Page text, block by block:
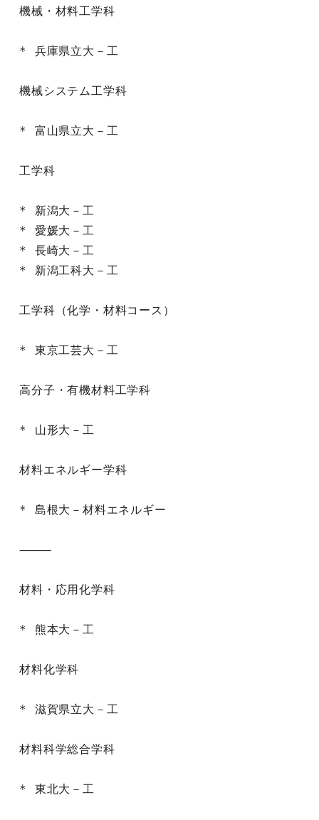
機械・材料工学科
* 兵庫県立大－工
機械システム工学科
* 富山県立大－工
工学科
* 新潟大－工
* 愛媛大－工
* 長崎大－工
* 新潟工科大－工
工学科（化学・材料コース）
* 東京工芸大－工
高分子・有機材料工学科
* 山形大－工
材料エネルギー学科
* 島根大－材料エネルギー
⸻
材料・応用化学科
* 熊本大－工
材料化学科
* 滋賀県立大－工
材料科学総合学科
* 東北大－工